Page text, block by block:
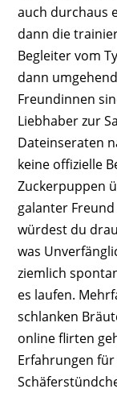
auch durchaus
dann die
Begleiter vom
dann
Freundinnen
Liebhaber zur
Dateinseraten
keine offizielle
Zuckerpuppen
galanter
würdest du
was
ziemlich
es laufen.
schlanken
online flirten
Erfahrungen